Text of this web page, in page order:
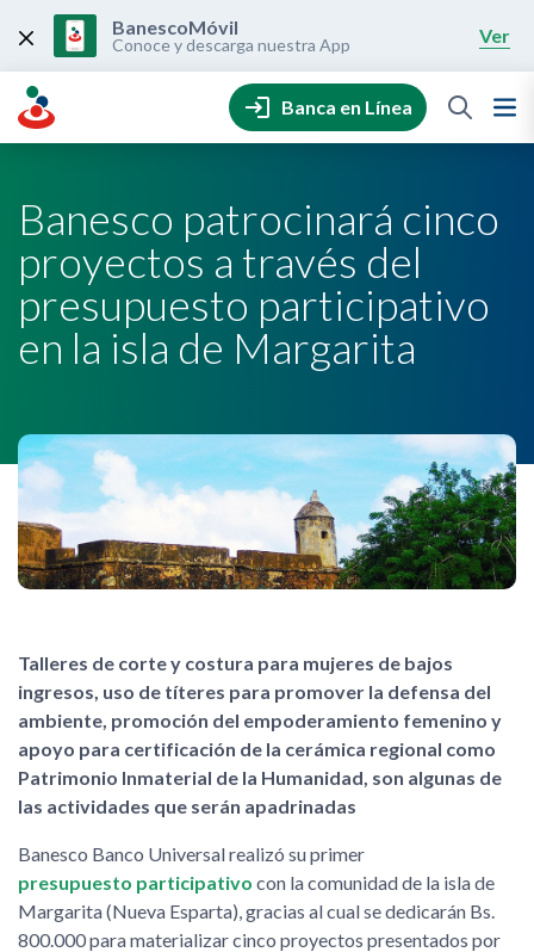
content
BanescoMóvil
Conoce y descarga nuestra App Ver
Banca en Línea
Banesco patrocinará cinco
proyectos a través del
presupuesto participativo
en la isla de Margarita
Talleres de corte y costura para mujeres de bajos
ingresos, uso de títeres para promover la defensa del
ambiente, promoción del empoderamiento femenino y
apoyo para certificación de la cerámica regional como
Patrimonio Inmaterial de la Humanidad, son algunas de
las actividades que serán apadrinadas
Banesco Banco Universal realizó su primer
presupuesto participativo con la comunidad de la isla de
Margarita (Nueva Esparta), gracias al cual se dedicarán Bs.
800.000 para materializar cinco proyectos presentados por